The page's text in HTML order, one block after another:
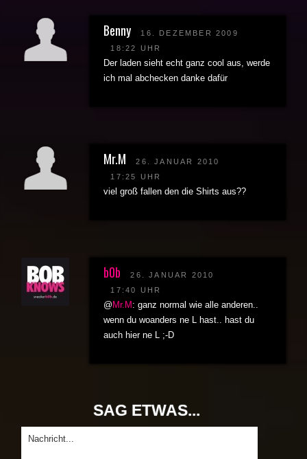
Benny
16. DEZEMBER 2009
18:22 UHR
Der laden sieht echt ganz cool aus, werde
ich mal abchecken danke dafür
Mr.M
26. JANUAR 2010
17:25 UHR
viel groß fallen den die Shirts aus??
b0b
26. JANUAR 2010
17:40 UHR
@ Mr.M : ganz normal wie alle anderen..
wenn du woanders ne L hast.. hast du
auch hier ne L ;-D
SAG ETWAS...